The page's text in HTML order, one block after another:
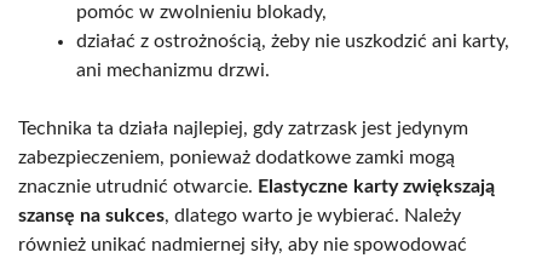
pomóc w zwolnieniu blokady,
działać z ostrożnością, żeby nie uszkodzić ani karty,
ani mechanizmu drzwi.
Technika ta działa najlepiej, gdy zatrzask jest jedynym
zabezpieczeniem, ponieważ dodatkowe zamki mogą
znacznie utrudnić otwarcie. Elastyczne karty zwiększają
szansę na sukces, dlatego warto je wybierać. Należy
również unikać nadmiernej siły, aby nie spowodować